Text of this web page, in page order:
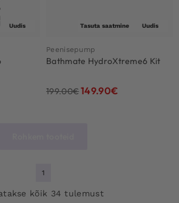
Uudis Uudis
Tasuta saatmine
Peenisepump
Bathmate HydroXtreme6 Kit
199.00€149.90€
1
kõik 34 tulemust